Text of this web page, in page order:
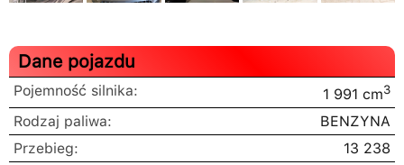
Dane pojazdu
Pojemność silnika: 1 991 cm3
Rodzaj paliwa:
BENZYNA
Przebieg:
13 238